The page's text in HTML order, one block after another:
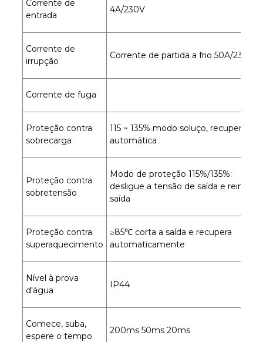
Corrente de
entrada
4A/230V
Corrente de
irrupção
Corrente de partida a frio 50A/230V
Corrente de fuga
Proteção contra
sobrecarga
115 ~ 135% modo soluço, recuperação
automática
Proteção contra
sobretensão
Modo de proteção 115%/135%:
desligue a tensão de saída e reinicie a
saída
Proteção contra
superaquecimento
≥85℃ corta a saída e recupera
automaticamente
Nível à prova
d'água
IP44
Comece, suba,
espere o tempo
200ms 50ms 20ms